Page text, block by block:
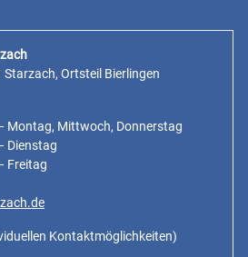
Ortsteil Bierlingen
Montag, Mittwoch, Donnerstag
Dienstag
Freitag
Kontaktmöglichkeiten)